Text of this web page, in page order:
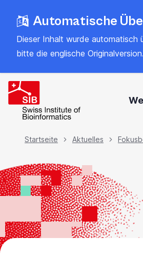
Hauptinhalt
springen
Automatische
Dieser Inhalt wurde automatisch
bitte die englische Originalversion.
We
Startseite Aktuelles